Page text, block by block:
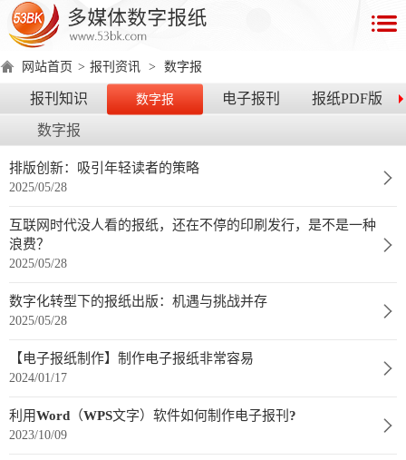
首
页
数
产
品
数
字
报
电
版
数
字
报
手
版
在
线
演
示
品
介
绍
品
优
势
品
分
类
境
要
求
作
权
证
品
价
格
数
字
网站首页 > 报刊资讯 > 数字报
报刊知识 数字报 电子报刊 报纸PDF版
数字报
排版创新：吸引年轻读者的策略
2025/05/28
互联网时代没人看的报纸，还在不停的印刷发行，是不是一种
浪费？
2025/05/28
数字化转型下的报纸出版：机遇与挑战并存
2025/05/28
【电子报纸制作】制作电子报纸非常容易
2024/01/17
利用Word（WPS文字）软件如何制作电子报刊?
2023/10/09